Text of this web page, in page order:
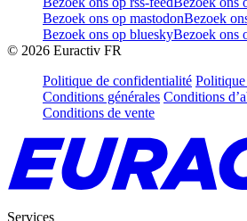
Bezoek ons op mastodonBezoek
Bezoek ons op blueskyBezoek ons
© 2026 Euractiv FR
Politique de confidentialité
Conditions générales Conditions
Conditions de vente
Services